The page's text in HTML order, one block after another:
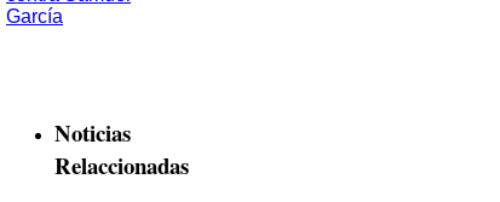
Noticias
Relaccionadas